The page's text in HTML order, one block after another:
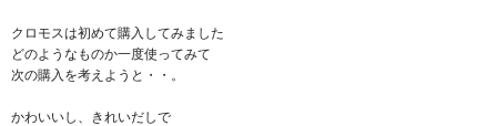
クロモスは初めて購入してみました
どのようなものか一度使ってみて
次の購入を考えようと・・。
かわいいし、きれいだしで